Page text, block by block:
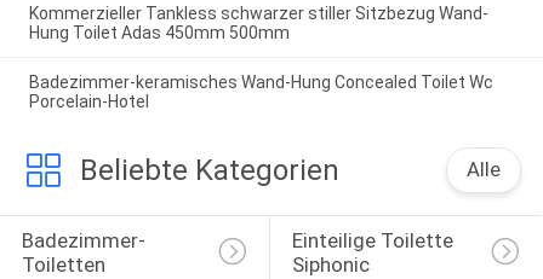
Kommerzieller Tankless schwarzer stiller Sitzbezug Wand-
Hung Toilet Adas 450mm 500mm
Badezimmer-keramisches Wand-Hung Concealed Toilet Wc
Porcelain-Hotel
Beliebte Kategorien Alle
Badezimmer-
Toiletten
Einteilige Toilette
Siphonic